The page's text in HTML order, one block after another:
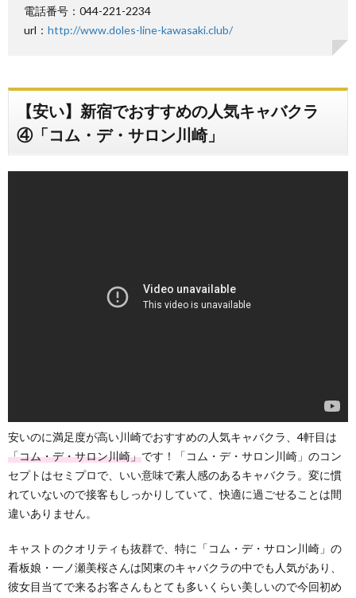
電話番号：044-221-2234
url： http://www.doles-line-kawasaki.club/
【安い】新宿でおすすめの人気キャバクラ
④「コム・デ・サロン川崎」
安いのに満足度が高い川崎でおすすめの人気キャバクラ、4軒目は
「コム・デ・サロン川崎」です！「コム・デ・サロン川崎」のコン
セプトはセミプロで、いい意味で素人感のあるキャバクラ。変に慣
れていないので接客もしっかりしていて、快適に過ごせることは間
違いありません。
キャストのクオリティも抜群で、特に「コム・デ・サロン川崎」の
看板娘・一ノ瀬美桜さんは関東のキャバクラの中でも人気があり、
彼女目当てで来るお客さんもとても多いくらい美しいので今回初め